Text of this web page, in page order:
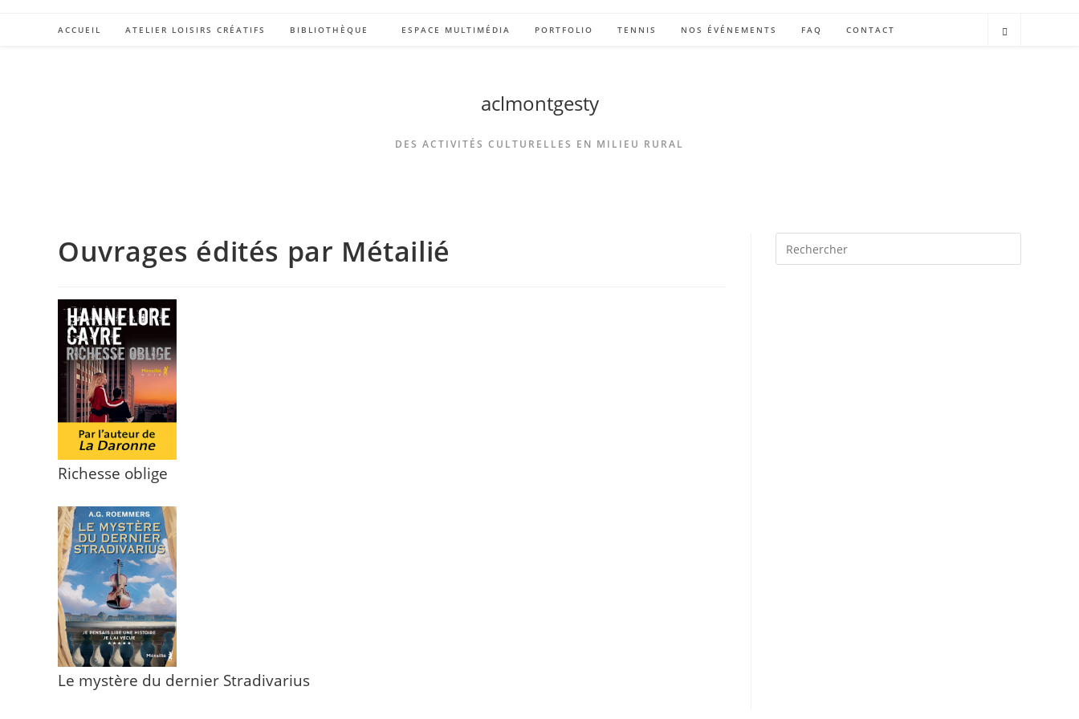
ACCUEIL ATELIER LOISIRS CRÉATIFS BIBLIOTHÈQUE ESPACE MULTIMÉDIA PORTFOLIO TENNIS NOS ÉVÉNEMENTS FAQ CONTACT
aclmontgesty
DES ACTIVITÉS CULTURELLES EN MILIEU RURAL
Ouvrages édités par Métailié
Richesse oblige
Le mystère du dernier Stradivarius